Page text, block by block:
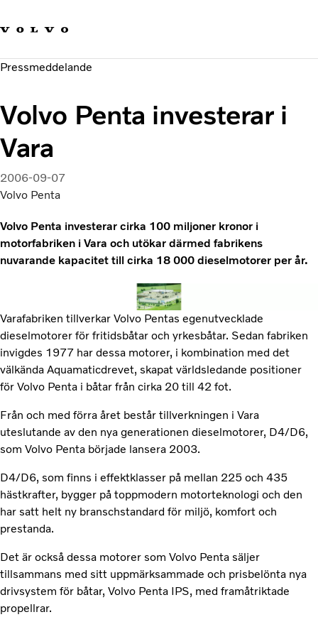
Hållbara transporter
Investerare
Pressmeddelande
Volvo Penta investerar i
Vara
2006-09-07
Volvo Penta
Volvo Penta investerar cirka 100 miljoner kronor i
motorfabriken i Vara och utökar därmed fabrikens
nuvarande kapacitet till cirka 18 000 dieselmotorer per år.
Varafabriken tillverkar Volvo Pentas egenutvecklade
dieselmotorer för fritidsbåtar och yrkesbåtar. Sedan fabriken
invigdes 1977 har dessa motorer, i kombination med det
välkända Aquamaticdrevet, skapat världsledande positioner
för Volvo Penta i båtar från cirka 20 till 42 fot.
Från och med förra året består tillverkningen i Vara
uteslutande av den nya generationen dieselmotorer, D4/D6,
som Volvo Penta började lansera 2003.
D4/D6, som finns i effektklasser på mellan 225 och 435
hästkrafter, bygger på toppmodern motorteknologi och den
har satt helt ny branschstandard för miljö, komfort och
prestanda.
Det är också dessa motorer som Volvo Penta säljer
tillsammans med sitt uppmärksammade och prisbelönta nya
drivsystem för båtar, Volvo Penta IPS, med framåtriktade
propellrar.